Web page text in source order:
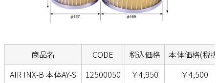
商品名 CODE 税込価格
本体価格(税
AIR INX-B 本体AY-S
12500050 ￥4,950
￥4,500